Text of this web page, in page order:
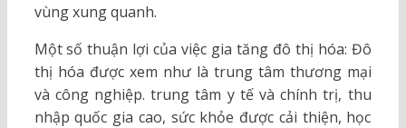
vùng xung quanh.
Một số thuận lợi của việc gia tăng đô thị hóa: Đô
thị hóa được xem như là trung tâm thương mại
và công nghiệp. trung tâm y tế và chính trị, thu
nhập quốc gia cao, sức khỏe được cải thiện, học